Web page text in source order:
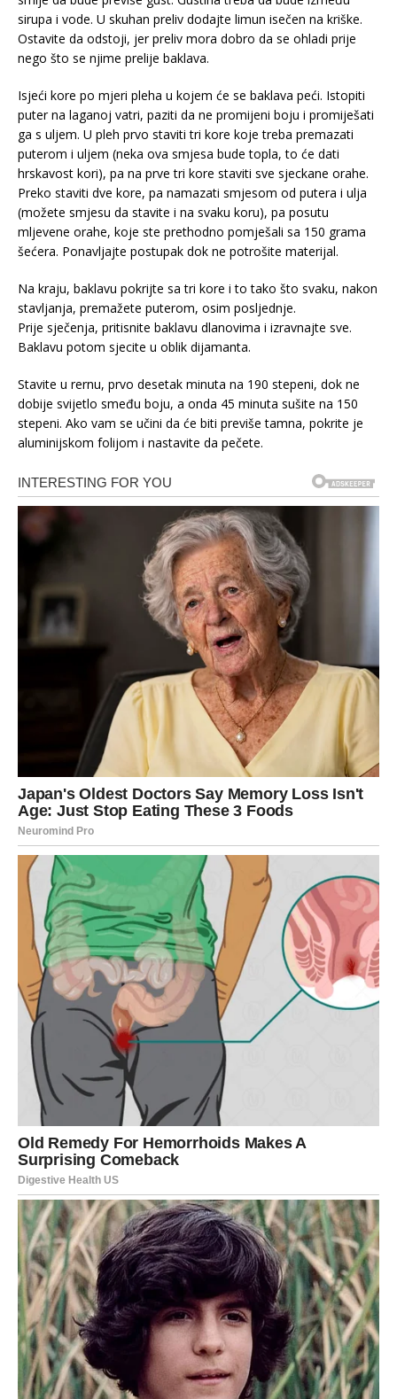
sirupa i vode. U skuhan preliv dodajte limun isečen na kriške.
Ostavite da odstoji, jer preliv mora dobro da se ohladi prije
nego što se njime prelije baklava.
Isjeći kore po mjeri pleha u kojem će se baklava peći. Istopiti
puter na laganoj vatri, paziti da ne promijeni boju i promiješati
ga s uljem. U pleh prvo staviti tri kore koje treba premazati
puterom i uljem (neka ova smjesa bude topla, to će dati
hrskavost kori), pa na prve tri kore staviti sve sjeckane orahe.
Preko staviti dve kore, pa namazati smjesom od putera i ulja
(možete smjesu da stavite i na svaku koru), pa posutu
mljevene orahe, koje ste prethodno pomješali sa 150 grama
šećera. Ponavljajte postupak dok ne potrošite materijal.
Na kraju, baklavu pokrijte sa tri kore i to tako što svaku, nakon
stavljanja, premažete puterom, osim posljednje.
Prije sječenja, pritisnite baklavu dlanovima i izravnajte sve.
Baklavu potom sjecite u oblik dijamanta.
Stavite u rernu, prvo desetak minuta na 190 stepeni, dok ne
dobije svijetlo smeđu boju, a onda 45 minuta sušite na 150
stepeni. Ako vam se učini da će biti previše tamna, pokrite je
aluminijskom folijom i nastavite da pečete.